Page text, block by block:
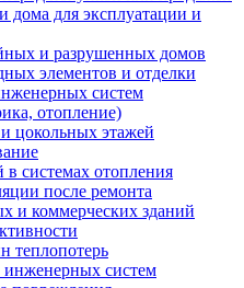
дома для эксплуатации и
и разрушенных домов
элементов и отделки
систем
отопление)
цокольных этажей
системах отопления
после ремонта
и коммерческих зданий
теплопотерь
инженерных систем